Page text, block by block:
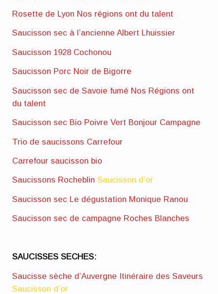
Rosette de Lyon Nos régions ont du talent
Saucisson sec à l’ancienne Albert Lhuissier
Saucisson 1928 Cochonou
Saucisson Porc Noir de Bigorre
Saucisson sec de Savoie fumé Nos Régions ont
du talent
Saucisson sec Bio Poivre Vert Bonjour Campagne
Trio de saucissons Carrefour
Carrefour saucisson bio
Saucissons Rocheblin Saucisson d’or
Saucisson sec Le dégustation Monique Ranou
Saucisson sec de campagne Roches Blanches
SAUCISSES SECHES:
Saucisse sèche d’Auvergne Itinéraire des Saveurs
Saucisson d’or